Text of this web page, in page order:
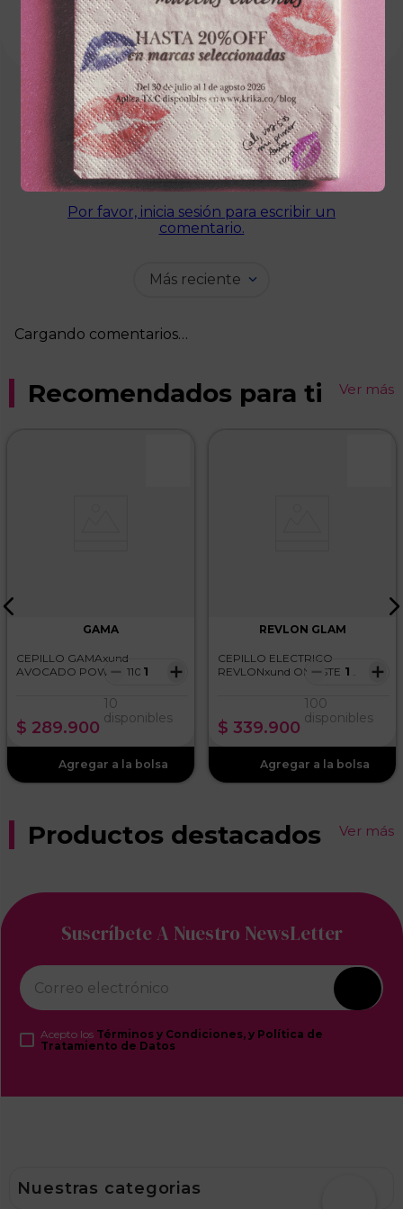
Active Oil Technology
Las herramientas recubiertas de cerámica
tienen la capacidad de transmitir altas
temperaturas de manera rápida y constante,
cuidando el cabello. Esto mejora la apariencia,
reduce el frizz y mantiene la fibra capilar
sana. Gracias a su recubrimiento con aceite de
Avocado, fortalece y nutre el cabello para
que luzca sano, fuerte y con más cuerpo.
El cepillo secador Avocado 3D Therapy
combina un diseño ovalado que se adapta a
cada movimiento con tecnologías que cuidan
el cabello desde la raíz. Secá con potencia,
alisá con suavidad, modelá con precisión y
sumá volumen sin esfuerzo.
Cargando el resumen…
Por favor, inicia sesión para escribir un
comentario.
Más reciente
Cargando comentarios…
Recomendados para ti Ver más
GAMA
CEPILLO GAMAxund
AVOCADO POWER 110V
$ 289.900
＋
－
10
disponibles
REVLON GLAM
CEPILLO ELECTRICO
REVLONxund ONE STEP
$ 339.900
＋
－
100
disponibles
Productos destacados Ver más
Suscríbete A Nuestro NewsLetter
Acepto los Términos y Condiciones, y Política de
Tratamiento de Datos
Nuestras categorias